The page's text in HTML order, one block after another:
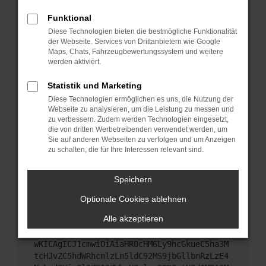
Das kann manchmal helfen, vorübergehende
Probleme zu beheben.
Stelle sicher, dass dein Browser und dein
Betriebssystem auf dem neuesten Stand sind.
Sicherheitsrisiko, sondern kann auch dazu führen,
dass bestimmte Funktionen nicht mehr
unterstützt werden.
Wende dich an den Webseitenbetreiber.
Wenn du alle oben genannten Schritte versucht
hast, kontaktiere uns bitte. Wir werden versuchen,
das Problem zu beheben. Du kannst uns diesen
Text schicken, um uns bei der Fehlersuche zu
unterstützen:
ewogICJuYW1lIjogIk5ldHdvcmtFcnJvciIsCiAgI
mNvbmZpZyI6IHsKICAgICJtZXRob2QiOiAiR0VUIi
wKICAgICJ1cmwiOiAiaHR0cHM6Ly9hcGkueC5ha3M
tcHJvZC5hdWRhcmlzLm5ldC92MS9jbGllbnRzLzE4
Funktional
Diese Technologien bieten die bestmögliche Funktionalität
der Webseite. Services von Drittanbietern wie Google
Maps, Chats, Fahrzeugbewertungssystem und weitere
werden aktiviert.
Statistik und Marketing
Diese Technologien ermöglichen es uns, die Nutzung der
Webseite zu analysieren, um die Leistung zu messen und
zu verbessern. Zudem werden Technologien eingesetzt,
die von dritten Werbetreibenden verwendet werden, um
Sie auf anderen Webseiten zu verfolgen und um Anzeigen
zu schalten, die für Ihre Interessen relevant sind.
Speichern
Optionale Cookies ablehnen
Alle akzeptieren